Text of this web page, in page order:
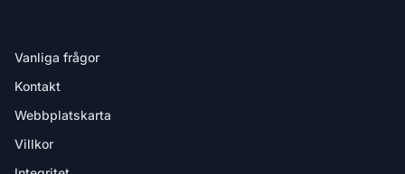
Vanliga frågor
Kontakt
Webbplatskarta
Villkor